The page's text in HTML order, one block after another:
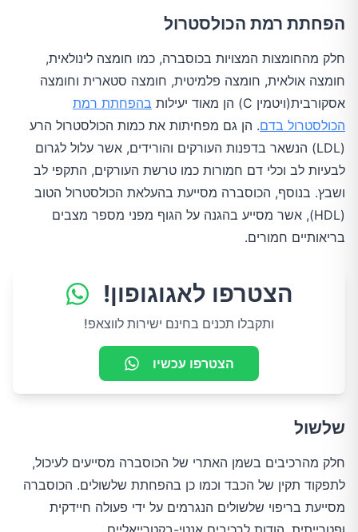
הפחתת רמת הכולסטרול
חלק מהחומצות המצויות בכוסברה, כמו חומצה לינולאית,
חומצה אולאית, חומצה פלמיטית, חומצה סטארית וחומצה
אסקורבית(ויטמין C) הן מאוד יעילות
בהפחתת רמת
הכולסטרול בדם. הן גם מפחיתות את כמות הכולסטרול הרע
(LDL) הנשאר בדפנות העורקים והורידים, אשר עלול לגרום
לבעיות לב וכלי דם חמורות כמו טרשת העורקים, התקפי לב
ושבץ. בנוסף, הכוסברה מסייעת בהעלאת הכולסטרול הטוב
(HDL), אשר מסייע בהגנה על הגוף מפני מספר מצבים
בריאותיים חמורים.
הצטרפו לאגוגופון!
ותקבלו תכנים בחינם ישירות לווצאפ!
הצטרפו עכשיו
שלשול
חלק מהרכיבים בשמן האתרי של הכוסברה מסייעים לעיכול,
לתפקוד תקין של הכבד וכמו כן בהפחתת שלשולים. הכוסברה
מסייעת בריפוי שלשולים הנגרמים על ידי פעולה חיידקית